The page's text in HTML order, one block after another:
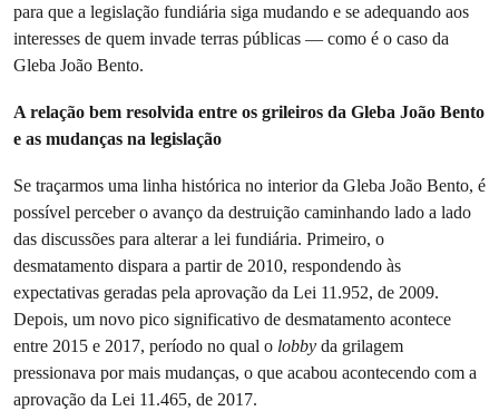
para que a legislação fundiária siga mudando e se adequando aos
interesses de quem invade terras públicas — como é o caso da
Gleba João Bento.
A relação bem resolvida entre os grileiros da Gleba João Bento
e as mudanças na legislação
Se traçarmos uma linha histórica no interior da Gleba João Bento, é
possível perceber o avanço da destruição caminhando lado a lado
das discussões para alterar a lei fundiária. Primeiro, o
desmatamento dispara a partir de 2010, respondendo às
expectativas geradas pela aprovação da Lei 11.952, de 2009.
Depois, um novo pico significativo de desmatamento acontece
entre 2015 e 2017, período no qual o lobby da grilagem
pressionava por mais mudanças, o que acabou acontecendo com a
aprovação da Lei 11.465, de 2017.